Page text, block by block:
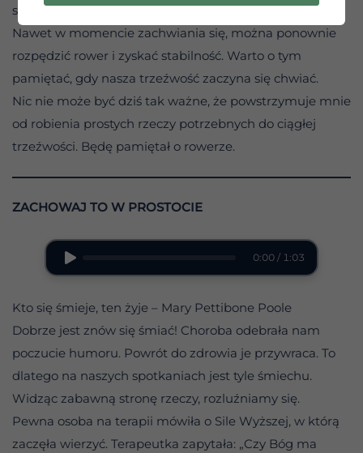
się zachwiać i upaść.
Nawet w momencie zachwiania się, można ponownie
rozpędzić rower i zyskać stabilność. Warto o tym
pamiętać, gdy nasza trzeźwość zaczyna się chwiać.
Nic nie może być dziś tak ważne, że powstrzymuje mnie
od robienia prostych rzeczy potrzebnych do ciągłej
trzeźwości. Będę pamiętał o rowerze.
ZACHOWAJ TO W PROSTOCIE
0:00 / 1:03
Kto się śmieje, ten żyje – Mary Pettibone Poole
Dobrze jest znów się śmiać! Choroba odebrała nam
poczucie humoru. Powrót do zdrowia je przywraca. To
dlatego na naszych spotkaniach jest tyle śmiechu.
Widząc zabawną stronę rzeczy, rozluźniamy się.
Pewna osoba na terapii mówiła o Sile Wyższej, w którą
zaczęła wierzyć. Terapeutka zapytała: „Czy Bóg ma